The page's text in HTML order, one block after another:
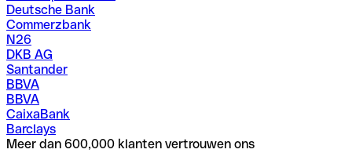
Deutsche Bank
Commerzbank
N26
DKB AG
Santander
BBVA
BBVA
CaixaBank
Barclays
Meer dan 600,000 klanten vertrouwen ons